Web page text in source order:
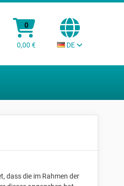
0
0,00 € DE
dass die im Rahmen der